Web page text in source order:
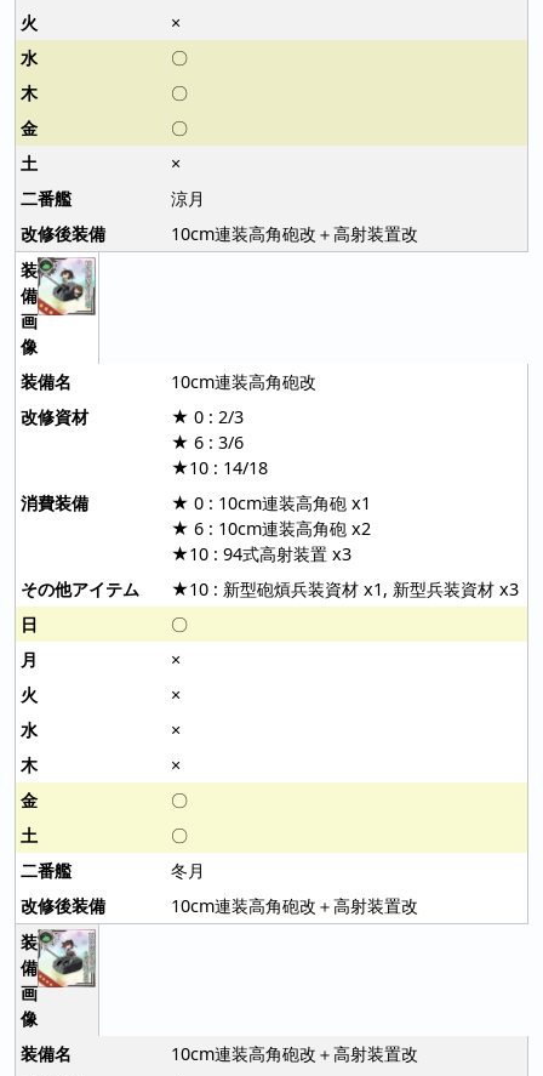
×
〇
〇
〇
×
涼月
10cm連装高角砲改＋高射装置改
10cm連装高角砲改
★ 0 : 2/3
★ 6 : 3/6
★10 : 14/18
★ 0 : 10cm連装高角砲 x1
★ 6 : 10cm連装高角砲 x2
★10 : 94式高射装置 x3
★10 : 新型砲熕兵装資材 x1, 新型兵装資材 x3
〇
×
×
×
×
〇
〇
冬月
10cm連装高角砲改＋高射装置改
10cm連装高角砲改＋高射装置改